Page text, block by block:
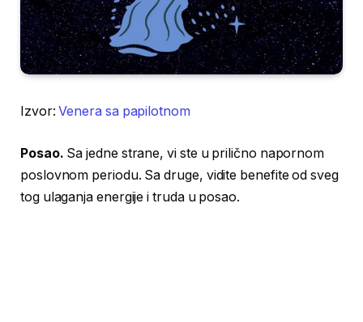
Izvor:Venera sa papilotnom
Posao. Sa jedne strane, vi ste u prilično napornom
poslovnom periodu. Sa druge, vidite benefite od sveg
tog ulaganja energije i truda u posao.